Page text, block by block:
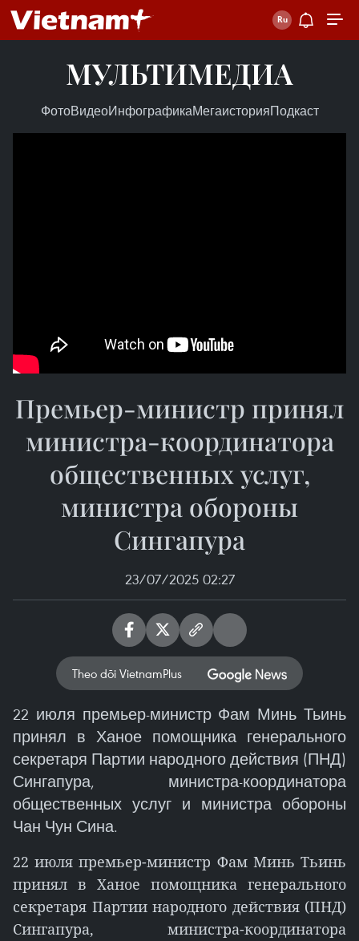
МУЛЬТИМЕДИА
ФотоВидеоИнфографикаМегаисторияПодкаст
Премьер-министр принял
министра-координатора
общественных услуг,
министра обороны
Сингапура
23/07/2025 02:27
Theo dõi VietnamPlus
22 июля премьер-министр Фам Минь Тьинь
принял в Ханое помощника генерального
секретаря Партии народного действия (ПНД)
Сингапура, министра-координатора
общественных услуг и министра обороны
Чан Чун Сина.
22 июля премьер-министр Фам Минь Тьинь
принял в Ханое помощника генерального
секретаря Партии народного действия (ПНД)
Сингапура, министра-координатора